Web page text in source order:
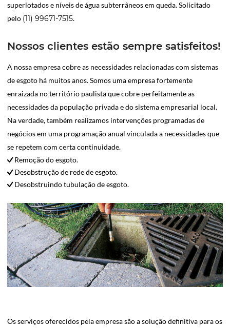
superlotados e níveis de água subterrâneos em queda. Solicitado
pelo (11) 99671-7515.
Nossos clientes estão sempre satisfeitos!
A nossa empresa cobre as necessidades relacionadas com sistemas
de esgoto há muitos anos. Somos uma empresa fortemente
enraizada no território paulista que cobre perfeitamente as
necessidades da população privada e do sistema empresarial local.
Na verdade, também realizamos intervenções programadas de
negócios em uma programação anual vinculada a necessidades que
se repetem com certa continuidade.
Remoção do esgoto.
Desobstrução de rede de esgoto.
Desobstruindo tubulação de esgoto.
Os serviços oferecidos pela empresa são a solução definitiva para os